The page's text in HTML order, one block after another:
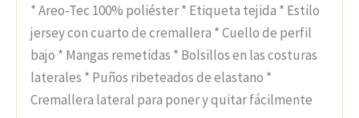
* Areo-Tec 100% poliéster * Etiqueta tejida * Estilo
jersey con cuarto de cremallera * Cuello de perfil
bajo * Mangas remetidas * Bolsillos en las costuras
laterales * Puños ribeteados de elastano *
Cremallera lateral para poner y quitar fácilmente